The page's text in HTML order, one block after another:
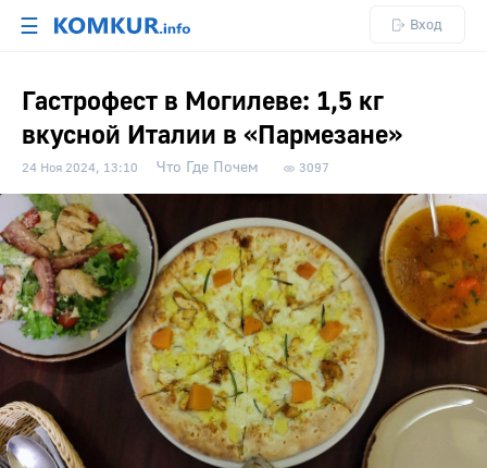
☰ Вход
Гастрофест в Могилеве: 1,5 кг
вкусной Италии в «Пармезане»
24 Ноя 2024, 13:10 Что Где Почем 3097